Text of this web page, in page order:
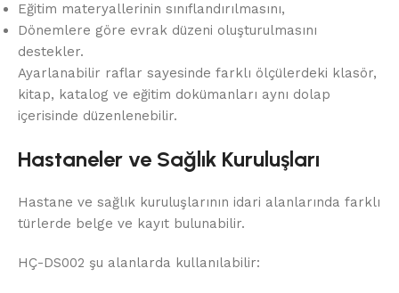
Eğitim materyallerinin sınıflandırılmasını,
Dönemlere göre evrak düzeni oluşturulmasını
destekler.
Ayarlanabilir raflar sayesinde farklı ölçülerdeki klasör,
kitap, katalog ve eğitim dokümanları aynı dolap
içerisinde düzenlenebilir.
Hastaneler ve Sağlık Kuruluşları
Hastane ve sağlık kuruluşlarının idari alanlarında farklı
türlerde belge ve kayıt bulunabilir.
HÇ-DS002 şu alanlarda kullanılabilir: